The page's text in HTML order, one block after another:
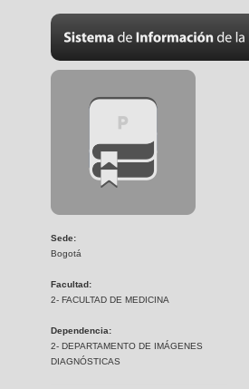
Sede:
Bogotá
Facultad:
2- FACULTAD DE MEDICINA
Dependencia:
2- DEPARTAMENTO DE IMÁGENES
DIAGNÓSTICAS